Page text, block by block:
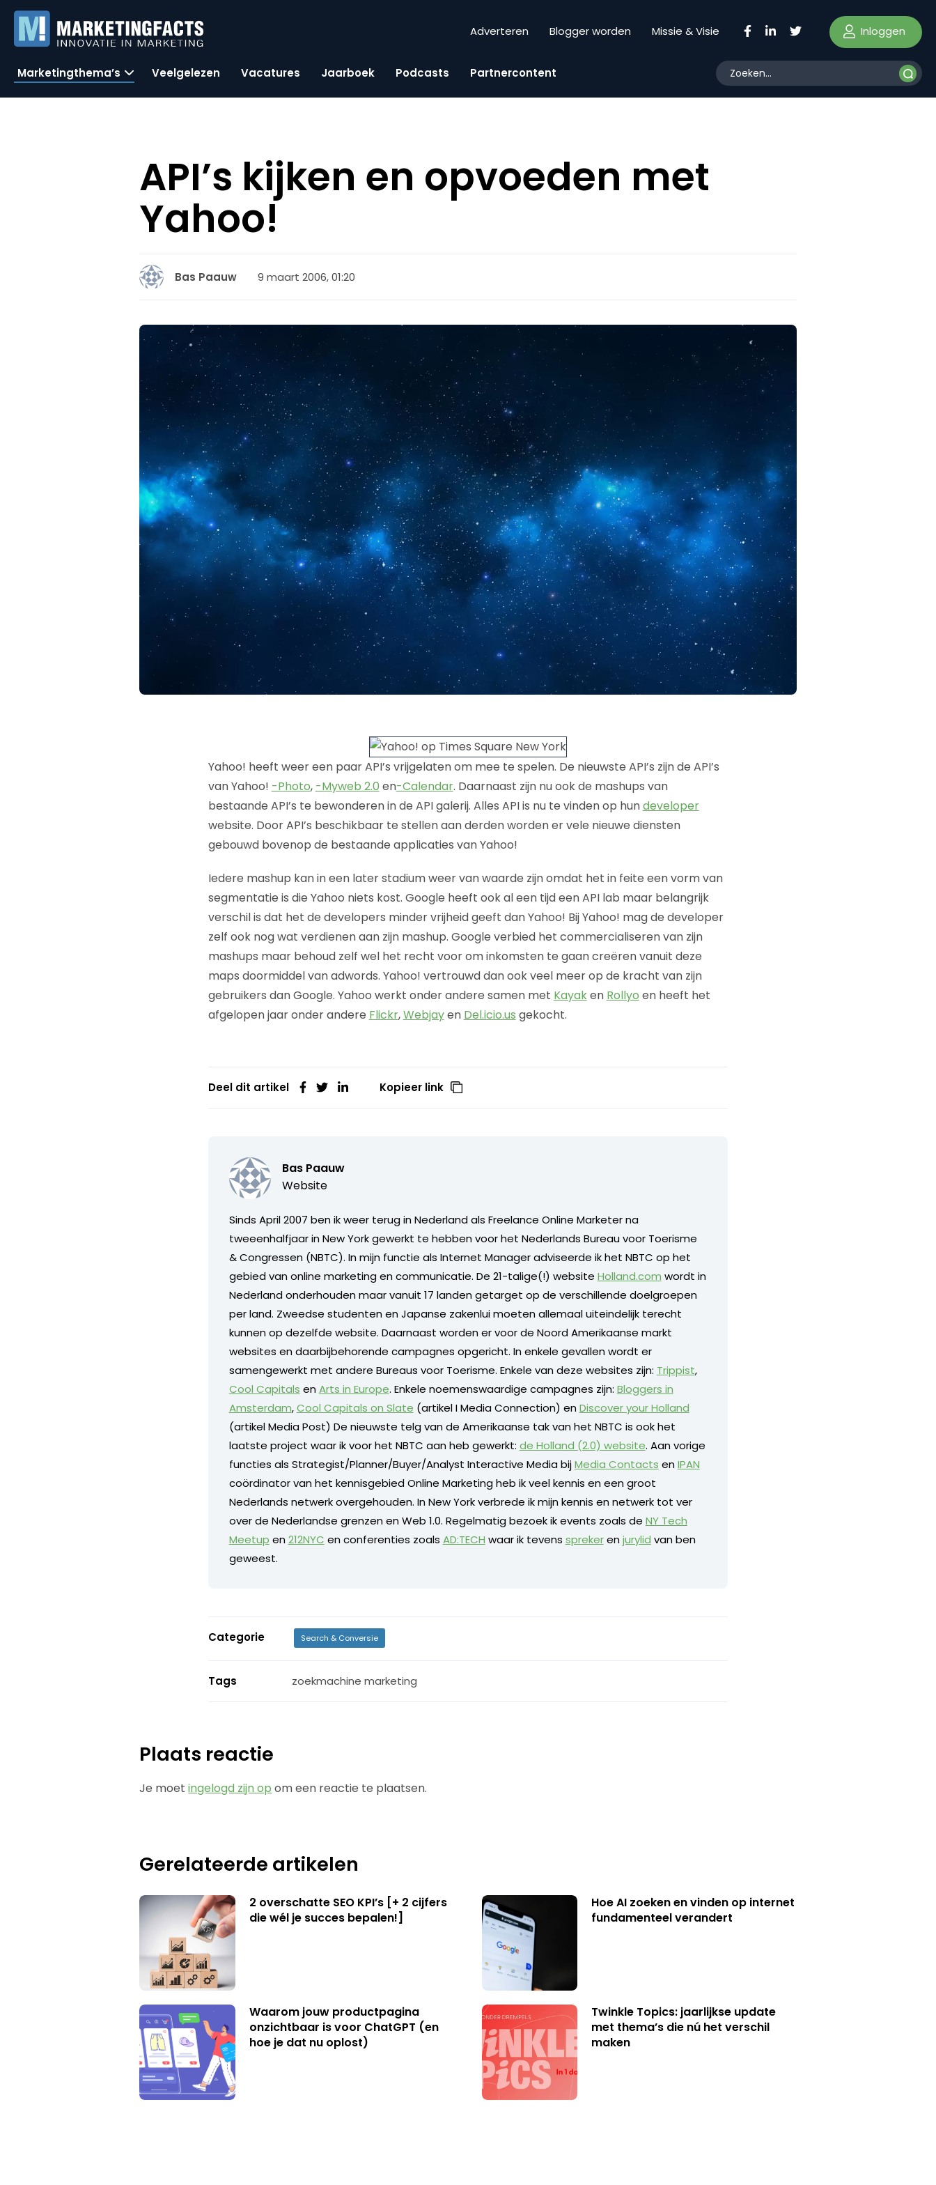
Adverteren Blogger worden Missie & Visie Inloggen
Marketingthema’s Veelgelezen Vacatures Jaarboek Podcasts Partnercontent
API’s kijken en opvoeden met
Yahoo!
Bas Paauw 9 maart 2006, 01:20
Yahoo! heeft weer een paar API’s vrijgelaten om mee te spelen. De nieuwste API’s zijn de API’s
van Yahoo! -Photo, -Myweb 2.0 en-Calendar. Daarnaast zijn nu ook de mashups van
bestaande API’s te bewonderen in de API galerij. Alles API is nu te vinden op hundeveloper
website. Door API’s beschikbaar te stellen aan derden worden er vele nieuwe diensten
gebouwd bovenop de bestaande applicaties van Yahoo!
Iedere mashup kan in een later stadium weer van waarde zijn omdat het in feite een vorm van
segmentatie is die Yahoo niets kost. Google heeft ook al een tijd een API lab maar belangrijk
verschil is dat het de developers minder vrijheid geeft dan Yahoo! Bij Yahoo! mag de developer
zelf ook nog wat verdienen aan zijn mashup. Google verbied het commercialiseren van zijn
mashups maar behoud zelf wel het recht voor om inkomsten te gaan creëren vanuit deze
maps doormiddel van adwords. Yahoo! vertrouwd dan ook veel meer op de kracht van zijn
gebruikers dan Google. Yahoo werkt onder andere samen met Kayaken Rollyo en heeft het
afgelopen jaar onder andere Flickr,Webjayen Del.icio.us gekocht.
Deel dit artikel Kopieer link
Bas Paauw
Website
Sinds April 2007 ben ik weer terug in Nederland als Freelance Online Marketer na
tweeenhalfjaar in New York gewerkt te hebben voor het Nederlands Bureau voor Toerisme
& Congressen (NBTC). In mijn functie als Internet Manager adviseerde ik het NBTC op het
gebied van online marketing en communicatie. De 21-talige(!) website Holland.com wordt in
Nederland onderhouden maar vanuit 17 landen getarget op de verschillende doelgroepen
per land. Zweedse studenten en Japanse zakenlui moeten allemaal uiteindelijk terecht
kunnen op dezelfde website. Daarnaast worden er voor de Noord Amerikaanse markt
websites en daarbijbehorende campagnes opgericht. In enkele gevallen wordt er
samengewerkt met andere Bureaus voor Toerisme. Enkele van deze websites zijn: Trippist,
Cool Capitals enArts in Europe. Enkele noemenswaardige campagnes zijn: Bloggers in
Amsterdam,Cool Capitals on Slate (artikel I Media Connection) enDiscover your Holland
(artikel Media Post) De nieuwste telg van de Amerikaanse tak van het NBTC is ook het
laatste project waar ik voor het NBTC aan heb gewerkt: de Holland (2.0) website. Aan vorige
functies als Strategist/Planner/Buyer/Analyst Interactive Media bijMedia Contacts enIPAN
coördinator van het kennisgebied Online Marketing heb ik veel kennis en een groot
Nederlands netwerk overgehouden. In New York verbrede ik mijn kennis en netwerk tot ver
over de Nederlandse grenzen en Web 1.0. Regelmatig bezoek ik events zoals de NY Tech
Meetup en212NYC en conferenties zoals AD:TECH waar ik tevens sprekerenjurylid van ben
geweest.
Categorie Search & Conversie
Tags zoekmachine marketing
Plaats reactie
Je moetingelogd zijn op om een reactie te plaatsen.
Gerelateerde artikelen
2 overschatte SEO KPI’s [+ 2 cijfers
die wél je succes bepalen!]
Hoe AI zoeken en vinden op internet
fundamenteel verandert
Waarom jouw productpagina
onzichtbaar is voor ChatGPT (en
hoe je dat nu oplost)
Twinkle Topics: jaarlijkse update
met thema’s die nú het verschil
maken